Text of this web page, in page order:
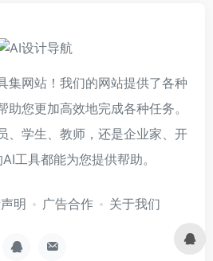
集网站！我们的网站提供了各种
您更加高效地完成各种任务。
、学生、教师，还是企业家、开
工具都能为您提供帮助。
明 广告合作 关于我们